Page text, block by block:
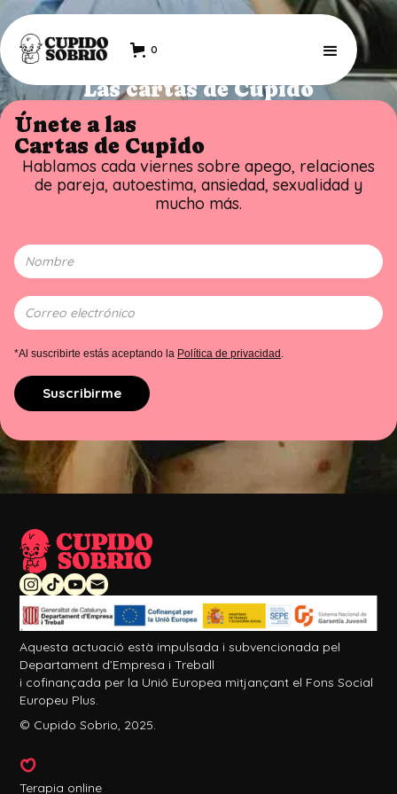
0
Las cartas de Cupido
Únete a las
Cartas de Cupido
Hablamos cada viernes sobre apego, relaciones
de pareja, autoestima, ansiedad, sexualidad y
mucho más.
*Al suscribirte estás aceptando la Política de privacidad .
Aquesta actuació està impulsada i subvencionada pel
Departament d’Empresa i Treball
i cofinançada per la Unió Europea mitjançant el Fons Social
Europeu Plus.
© Cupido Sobrio, 2025.
Terapia online